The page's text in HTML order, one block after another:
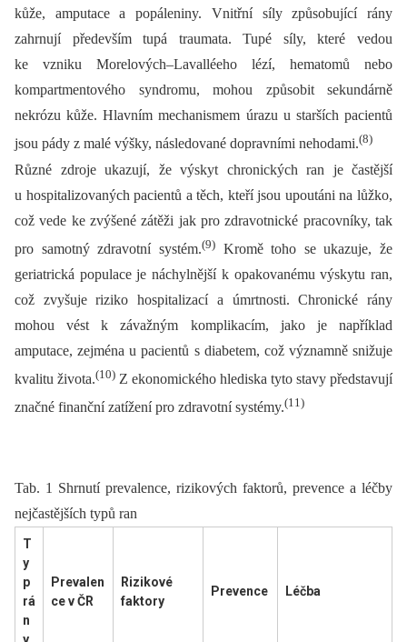
kůže, amputace a popáleniny. Vnitřní síly způsobující rány
zahrnují především tupá traumata. Tupé síly, které vedou
ke vzniku Morelových–Lavalléeho lézí, hematomů nebo
kompartmentového syndromu, mohou způsobit sekundárně
nekrózu kůže. Hlavním mechanismem úrazu u starších pacientů
jsou pády z malé výšky, následované dopravními nehodami.(8)
Různé zdroje ukazují, že výskyt chronických ran je častější
u hospitalizovaných pacientů a těch, kteří jsou upoutáni na lůžko,
což vede ke zvýšené zátěži jak pro zdravotnické pracovníky, tak
pro samotný zdravotní systém.(9)Kromě toho se ukazuje, že
geriatrická populace je náchylnější k opakovanému výskytu ran,
což zvyšuje riziko hospitalizací a úmrtnosti. Chronické rány
mohou vést k závažným komplikacím, jako je například
amputace, zejména u pacientů s diabetem, což významně snižuje
kvalitu života.(10) Z ekonomického hlediska tyto stavy představují
značné finanční zatížení pro zdravotní systémy.(11)
Tab. 1 Shrnutí prevalence, rizikových faktorů, prevence a léčby
nejčastějších typů ran
T
y
p
rá
n
y
Prevalen
ce v ČR
Rizikové
faktory
Prevence Léčba